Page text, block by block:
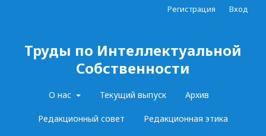
Труды по Интеллектуальной
Собственности
О нас Текущий выпуск Архив
Редакционный совет Редакционная этика
Регистрация Вход